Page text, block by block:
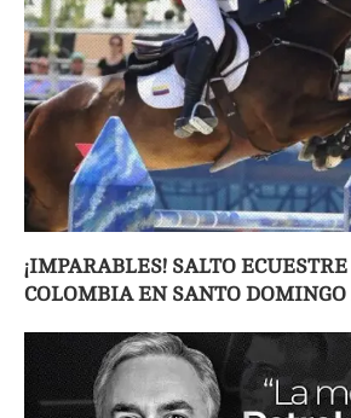
¡IMPARABLES! SALTO
COLOMBIA EN SANTO DOMINGO